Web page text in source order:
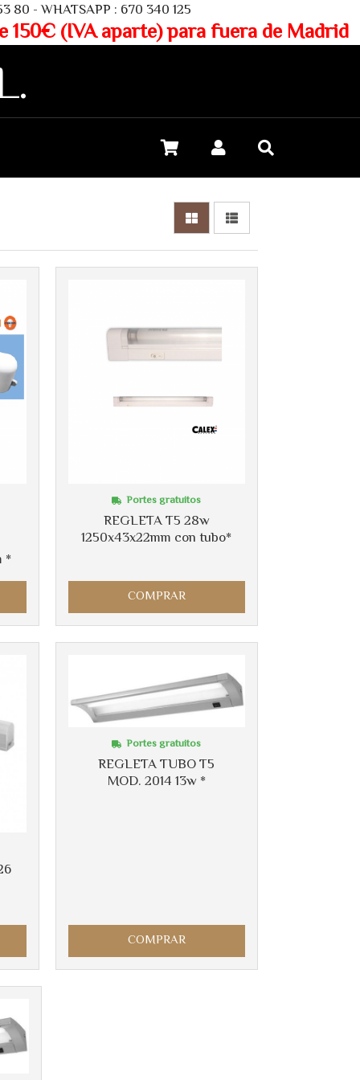
: 670 340 125
para fuera de Madrid
*
REGLETA T5 28w
1250x43x22mm con tubo*
Portes gratuitos
COMPRAR
REGLETA TUBO T5
MOD. 2014 13w *
Portes gratuitos
COMPRAR